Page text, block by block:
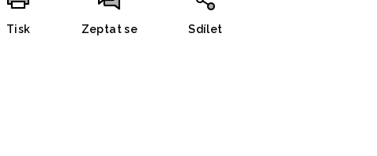
Tisk Zeptat se Sdílet